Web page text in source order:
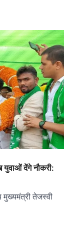
युवाओं देंगे नौकरी:
मुख्यमंत्री तेजस्वी